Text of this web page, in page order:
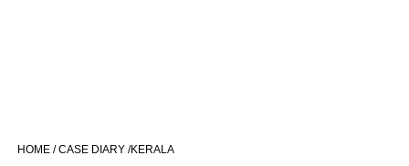
HOME /CASE DIARY /KERALA